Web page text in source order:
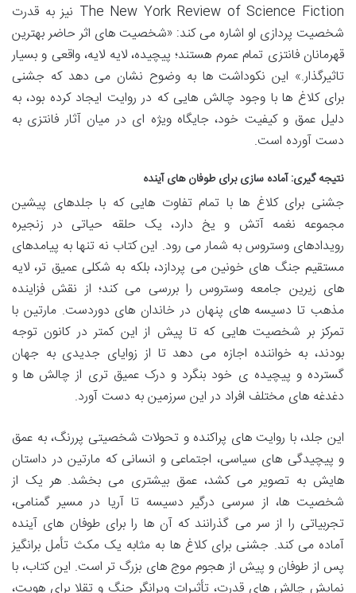
The New York Review of Science Fiction نیز به قدرت
شخصیت پردازی او اشاره می کند: «شخصیت های اثر حاضر بهترین
قهرمانان فانتزی تمام عمرم هستند؛ پیچیده، لایه لایه، واقعی و بسیار
تاثیرگذار.» این نکوداشت ها به وضوح نشان می دهد که جشنی
برای کلاغ ها با وجود چالش هایی که در روایت ایجاد کرده بود، به
دلیل عمق و کیفیت خود، جایگاه ویژه ای در میان آثار فانتزی به
دست آورده است.
نتیجه گیری: آماده سازی برای طوفان های آینده
جشنی برای کلاغ ها با تمام تفاوت هایی که با جلدهای پیشین
مجموعه نغمه آتش و یخ دارد، یک حلقه حیاتی در زنجیره
رویدادهای وستروس به شمار می رود. این کتاب نه تنها به پیامدهای
مستقیم جنگ های خونین می پردازد، بلکه به شکلی عمیق تر، لایه
های زیرین جامعه وستروس را بررسی می کند؛ از نقش فزاینده
مذهب تا دسیسه های پنهان در خاندان های دوردست. مارتین با
تمرکز بر شخصیت هایی که تا پیش از این کمتر در کانون توجه
بودند، به خواننده اجازه می دهد تا از زوایای جدیدی به جهان
گسترده و پیچیده ی خود بنگرد و درک عمیق تری از چالش ها و
دغدغه های مختلف افراد در این سرزمین به دست آورد.
این جلد، با روایت های پراکنده و تحولات شخصیتی پررنگ، به عمق
و پیچیدگی های سیاسی، اجتماعی و انسانی که مارتین در داستان
هایش به تصویر می کشد، عمق بیشتری می بخشد. هر یک از
شخصیت ها، از سرسی درگیر دسیسه تا آریا در مسیر گمنامی،
تجربیاتی را از سر می گذرانند که آن ها را برای طوفان های آینده
آماده می کند. جشنی برای کلاغ ها به مثابه یک مکث تأمل برانگیز
پس از طوفان و پیش از هجوم موج های بزرگ تر است. این کتاب، با
نمایش چالش های قدرت، تأثیرات ویرانگر جنگ و تقلا برای هویت،